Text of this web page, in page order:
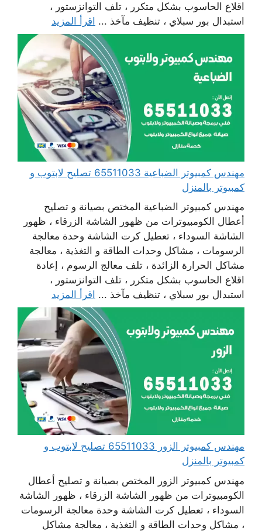
اقلاع الحاسوب بشكل متكرر ، تلف التوانزستور ،
استبدال بور سبلاي ، تنظيف مآخذ ... اقرأ المزيد
مهندس كمبيوتر الضباعية 65511033 تصليح لابتوب و
كمبيوتر بالمنزل
مهندس كمبيوتر الضباعية المختص بصيانة و تصليح
أعطال الكومبيوترات من ظهور الشاشة الزرقاء ، ظهور
الشاشة السوداء ، تعطيل كرت الشاشة وحدة معالجة
الرسومات ، مشاكل وحدات الطاقة و التغذية ، معالجة
مشاكل الحرارة الزائدة ، تلف معالج الرسوم ، إعادة
اقلاع الحاسوب بشكل متكرر ، تلف التوانزستور ،
استبدال بور سبلاي ، تنظيف مآخذ ... اقرأ المزيد
مهندس كمبيوتر الزور 65511033 تصليح لابتوب و
كمبيوتر بالمنزل
مهندس كمبيوتر الزور المختص بصيانة و تصليح أعطال
الكومبيوترات من ظهور الشاشة الزرقاء ، ظهور الشاشة
السوداء ، تعطيل كرت الشاشة وحدة معالجة الرسومات
، مشاكل وحدات الطاقة و التغذية ، معالجة مشاكل